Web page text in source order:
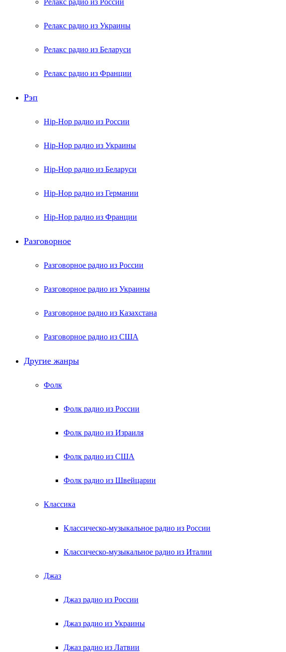
Релакс радио из России
Релакс радио из Украины
Релакс радио из Беларуси
Релакс радио из Франции
Рэп
Hip-Hop радио из России
Hip-Hop радио из Украины
Hip-Hop радио из Беларуси
Hip-Hop радио из Германии
Hip-Hop радио из Франции
Разговорное
Разговорное радио из России
Разговорное радио из Украины
Разговорное радио из Казахстана
Разговорное радио из США
Другие жанры
Фолк
Фолк радио из России
Фолк радио из Израиля
Фолк радио из США
Фолк радио из Швейцарии
Классика
Классическо-музыкальное радио из России
Классическо-музыкальное радио из Италии
Джаз
Джаз радио из России
Джаз радио из Украины
Джаз радио из Латвии